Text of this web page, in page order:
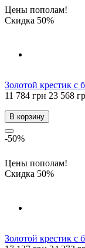
Цены пополам!
Скидка 50%
Золотой крестик с
11 784 грн 23 568
В корзину
-50%
Цены пополам!
Скидка 50%
Золотой крестик с